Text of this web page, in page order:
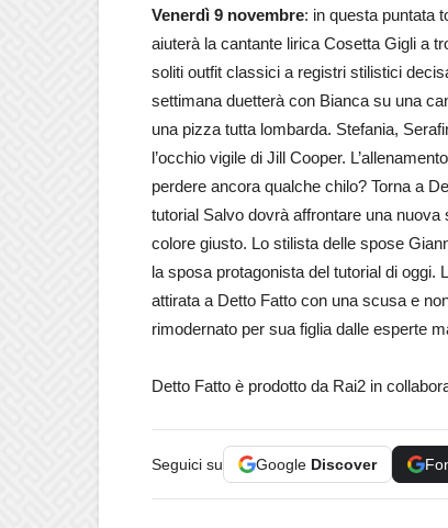
Venerdì 9 novembre: in questa puntata
aiuterà la cantante lirica Cosetta Gigli a
soliti outfit classici a registri stilistici
settimana duetterà con Bianca su una
una pizza tutta lombarda. Stefania,
l’occhio vigile di Jill Cooper.
perdere ancora qualche chilo? Torna a
tutorial Salvo dovrà affrontare una
colore giusto. Lo stilista delle spose
la sposa protagonista del tutorial di
attirata a Detto Fatto con una scusa e
rimodernato per sua figlia dalle esperte
Detto Fatto è prodotto da Rai2 in
Seguici su Google Discover